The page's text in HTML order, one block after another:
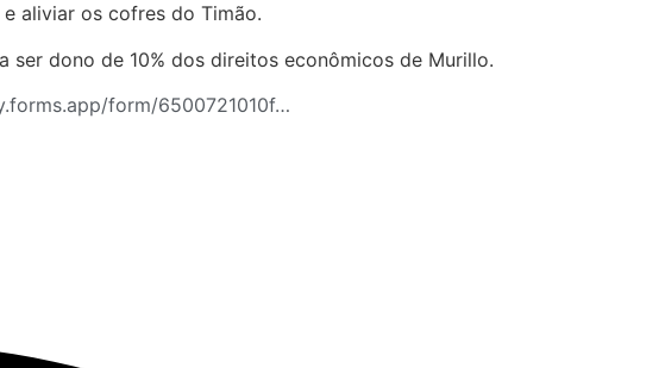
aliviar os cofres do Timão.
dono de 10% dos direitos econômicos de Murillo.
form/6500721010f…